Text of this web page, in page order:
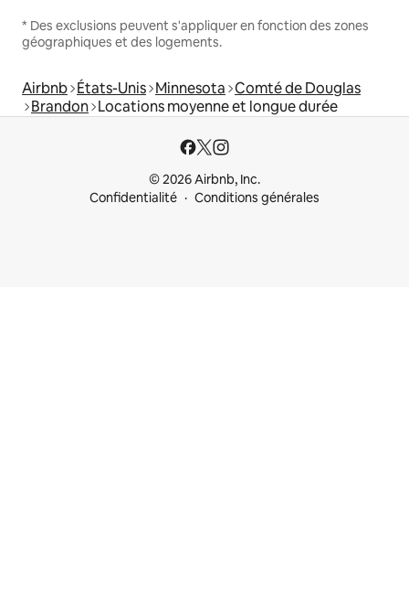
* Des exclusions peuvent s'appliquer en fonction des zones
géographiques et des logements.
Airbnb États-Unis Minnesota Comté de Douglas
Brandon Locations moyenne et longue durée
© 2026 Airbnb, Inc.
Confidentialité
Conditions générales